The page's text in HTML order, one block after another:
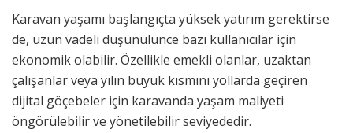
Karavan yaşamı başlangıçta yüksek yatırım gerektirse
de, uzun vadeli düşünülünce bazı kullanıcılar için
ekonomik olabilir. Özellikle emekli olanlar, uzaktan
çalışanlar veya yılın büyük kısmını yollarda geçiren
dijital göçebeler için karavanda yaşam maliyeti
öngörülebilir ve yönetilebilir seviyededir.